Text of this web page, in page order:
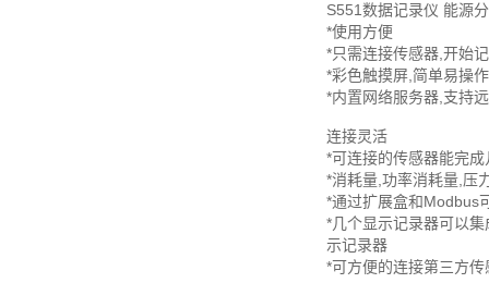
S551数据记录仪 能源
*使用方便
*只需连接传感器,开始
*彩色触摸屏,简单易操作
*内置网络服务器,支持
连接灵活
*可连接的传感器能完
*消耗量,功率消耗量,压
*通过扩展盒和Modbus
*几个显示记录器可以
示记录器
*可方便的连接第三方传